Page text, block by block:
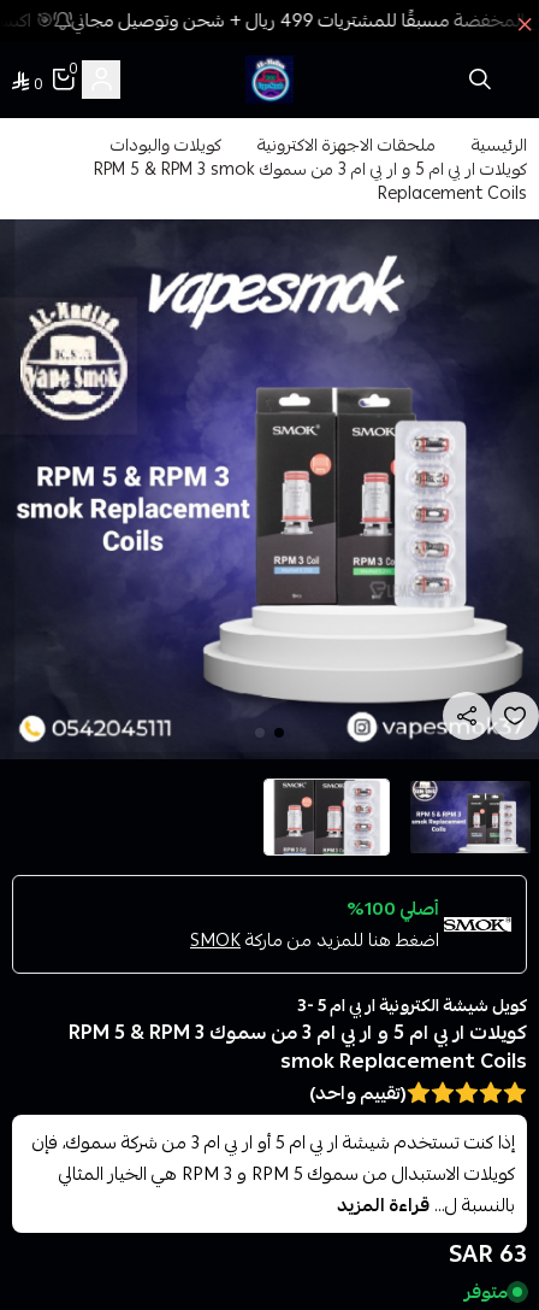
🎯
فيب المدينة
0
0
الرئيسية ملحقات الاجهزة الاكترونية كويلات والبودات
كويلات ار بي ام 5 و ار بي ام 3 من سموك RPM 5 & RPM 3 smok
Replacement Coils
أصلي 100%
اضغط هنا للمزيد من ماركةSMOK
كويل شيشة الكترونية ار بي ام 5 -3
كويلات ار بي ام 5 و ار بي ام 3 من سموك RPM 5 & RPM 3
smok Replacement Coils
(تقييم واحد)
إذا كنت تستخدم شيشة ار بي ام 5 أو ار بي ام 3 من شركة سموك، فإن
كويلات الاستبدال من سموك RPM 5 و RPM 3 هي الخيار المثالي
بالنسبة ل...قراءة المزيد
63 SAR
متوفر